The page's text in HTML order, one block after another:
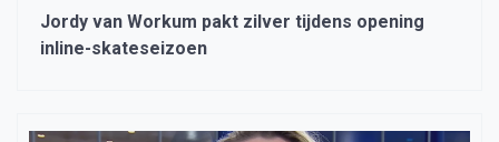
Jordy van Workum pakt zilver tijdens opening
inline-skateseizoen